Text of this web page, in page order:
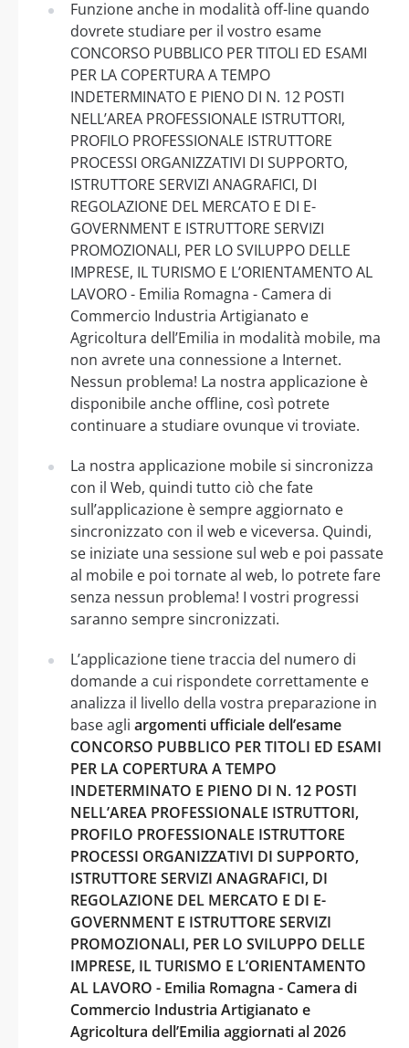
Funzione anche in modalità off-line quando
dovrete studiare per il vostro esame
CONCORSO PUBBLICO PER TITOLI ED ESAMI
PER LA COPERTURA A TEMPO
INDETERMINATO E PIENO DI N. 12 POSTI
NELL’AREA PROFESSIONALE ISTRUTTORI,
PROFILO PROFESSIONALE ISTRUTTORE
PROCESSI ORGANIZZATIVI DI SUPPORTO,
ISTRUTTORE SERVIZI ANAGRAFICI, DI
REGOLAZIONE DEL MERCATO E DI E-
GOVERNMENT E ISTRUTTORE SERVIZI
PROMOZIONALI, PER LO SVILUPPO DELLE
IMPRESE, IL TURISMO E L’ORIENTAMENTO AL
LAVORO - Emilia Romagna - Camera di
Commercio Industria Artigianato e
Agricoltura dell’Emilia in modalità mobile, ma
non avrete una connessione a Internet.
Nessun problema! La nostra applicazione è
disponibile anche offline, così potrete
continuare a studiare ovunque vi troviate.
La nostra applicazione mobile si sincronizza
con il Web, quindi tutto ciò che fate
sull’applicazione è sempre aggiornato e
sincronizzato con il web e viceversa. Quindi,
se iniziate una sessione sul web e poi passate
al mobile e poi tornate al web, lo potrete fare
senza nessun problema! I vostri progressi
saranno sempre sincronizzati.
L’applicazione tiene traccia del numero di
domande a cui rispondete correttamente e
analizza il livello della vostra preparazione in
base agli argomenti ufficiale dell’esame
CONCORSO PUBBLICO PER TITOLI ED ESAMI
PER LA COPERTURA A TEMPO
INDETERMINATO E PIENO DI N. 12 POSTI
NELL’AREA PROFESSIONALE ISTRUTTORI,
PROFILO PROFESSIONALE ISTRUTTORE
PROCESSI ORGANIZZATIVI DI SUPPORTO,
ISTRUTTORE SERVIZI ANAGRAFICI, DI
REGOLAZIONE DEL MERCATO E DI E-
GOVERNMENT E ISTRUTTORE SERVIZI
PROMOZIONALI, PER LO SVILUPPO DELLE
IMPRESE, IL TURISMO E L’ORIENTAMENTO
AL LAVORO - Emilia Romagna - Camera di
Commercio Industria Artigianato e
Agricoltura dell’Emilia aggiornati al 2026